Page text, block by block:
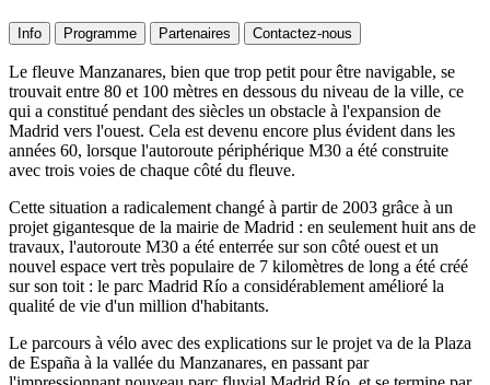
Info Programme Partenaires Contactez-nous
Le fleuve Manzanares, bien que trop petit pour être navigable, se
trouvait entre 80 et 100 mètres en dessous du niveau de la ville, ce
qui a constitué pendant des siècles un obstacle à l'expansion de
Madrid vers l'ouest. Cela est devenu encore plus évident dans les
années 60, lorsque l'autoroute périphérique M30 a été construite
avec trois voies de chaque côté du fleuve.
Cette situation a radicalement changé à partir de 2003 grâce à un
projet gigantesque de la mairie de Madrid : en seulement huit ans de
travaux, l'autoroute M30 a été enterrée sur son côté ouest et un
nouvel espace vert très populaire de 7 kilomètres de long a été créé
sur son toit : le parc Madrid Río a considérablement amélioré la
qualité de vie d'un million d'habitants.
Le parcours à vélo avec des explications sur le projet va de la Plaza
de España à la vallée du Manzanares, en passant par